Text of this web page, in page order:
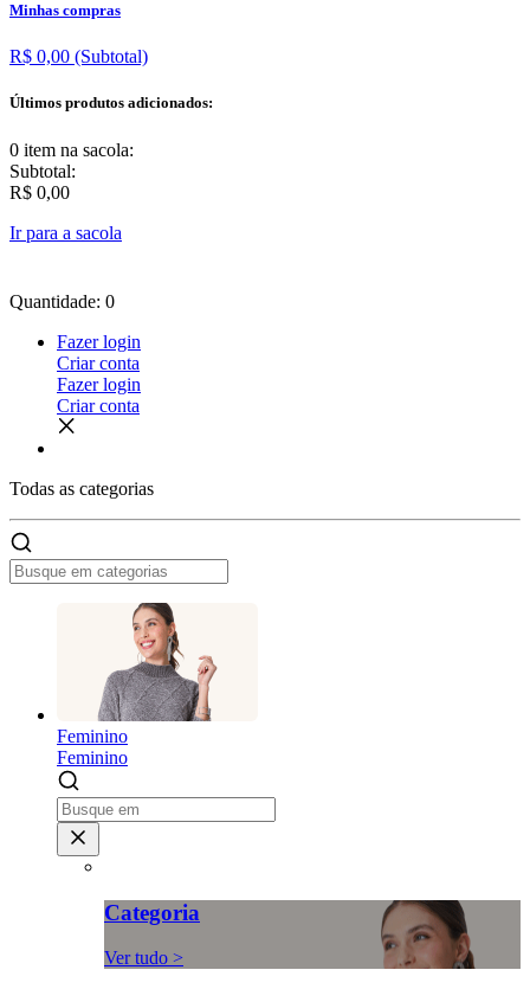
Minhas compras
R$ 0,00 (Subtotal)
Últimos produtos adicionados:
0 item na sacola:
Subtotal:
R$ 0,00
Ir para a sacola
Quantidade: 0
Fazer login
Criar conta
Fazer login
Criar conta
Todas as categorias
Feminino
Feminino
Categoria
Ver tudo >